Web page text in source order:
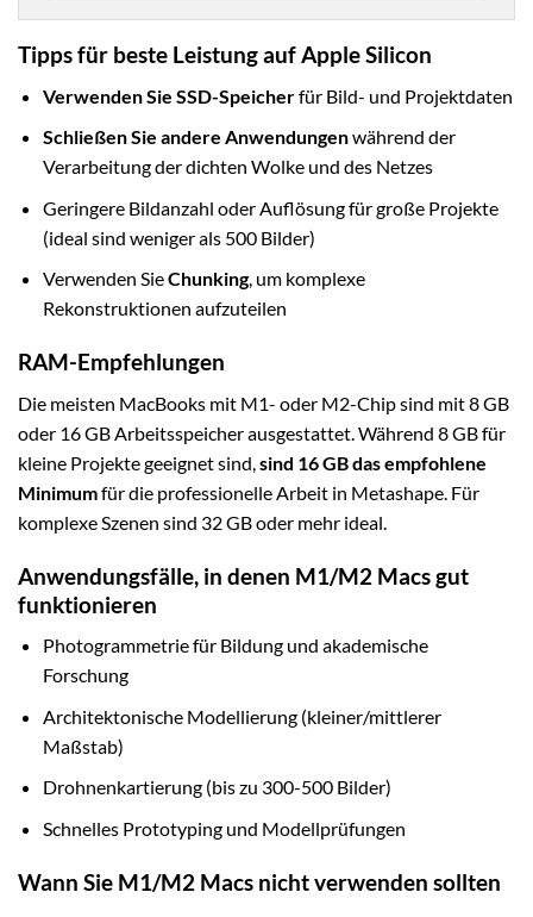
Tipps für beste Leistung auf Apple Silicon
Verwenden Sie SSD-Speicherfür Bild- und Projektdaten
Schließen Sie andere Anwendungenwährend der
Verarbeitung der dichten Wolke und des Netzes
Geringere Bildanzahl oder Auflösung für große Projekte
(ideal sind weniger als 500 Bilder)
Verwenden SieChunking, um komplexe
Rekonstruktionen aufzuteilen
RAM-Empfehlungen
Die meisten MacBooks mit M1- oder M2-Chip sind mit 8 GB
oder 16 GB Arbeitsspeicher ausgestattet. Während 8 GB für
kleine Projekte geeignet sind,sind 16 GB das empfohlene
Minimumfür die professionelle Arbeit in Metashape. Für
komplexe Szenen sind 32 GB oder mehr ideal.
Anwendungsfälle, in denen M1/M2 Macs gut
funktionieren
Photogrammetrie für Bildung und akademische
Forschung
Architektonische Modellierung (kleiner/mittlerer
Maßstab)
Drohnenkartierung (bis zu 300-500 Bilder)
Schnelles Prototyping und Modellprüfungen
Wann Sie M1/M2 Macs nicht verwenden sollten